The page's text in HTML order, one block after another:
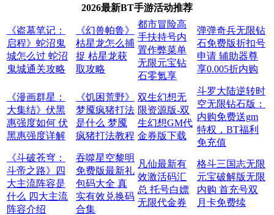
2026最新BT手游活动推荐
《盗墓笔记：
启程》蛇沼鬼
城怎么过 蛇沼
鬼城通关攻略
《幻兽帕鲁》
枯星龙怎么捕
捉 枯星龙获
取攻略
都市冒险高
手扶持号内
置作弊菜单
无限元宝钻
石零氪享
弹弹奇兵无限钻
石免费版折扣号
申请 辅助器尊
享0.005折内购
《漫画群星：
大集结》伏黑
惠强度如何 伏
黑惠强度详解
《饥困荒野》
梦魇疯猪打法
是什么 梦魇
疯猪打法教程
双生幻想无
限资源版-双
生幻想GM代
金券版下载
斗罗大陆逆转时
空无限钻石版：
内购免费送gm
特权，BT福利
免充值
《斗破苍穹：
斗帝之路》四
大主流阵容是
什么 四大主流
阵容介绍
吞噬星空黎明
免费版最新礼
包码大全 真
实有效兑换码
合集
凡仙最新有
效激活码汇
总 托号白嫖
无限代金券
格斗三国志无限
元宝破解版无限
内购 首充号双
月卡免费续